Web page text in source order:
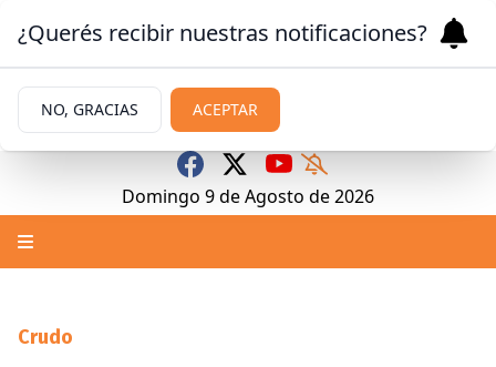
Domingo 9deAgosto de 2026
Crudo
¿Querés recibir nuestras notificaciones?
NO, GRACIAS ACEPTAR